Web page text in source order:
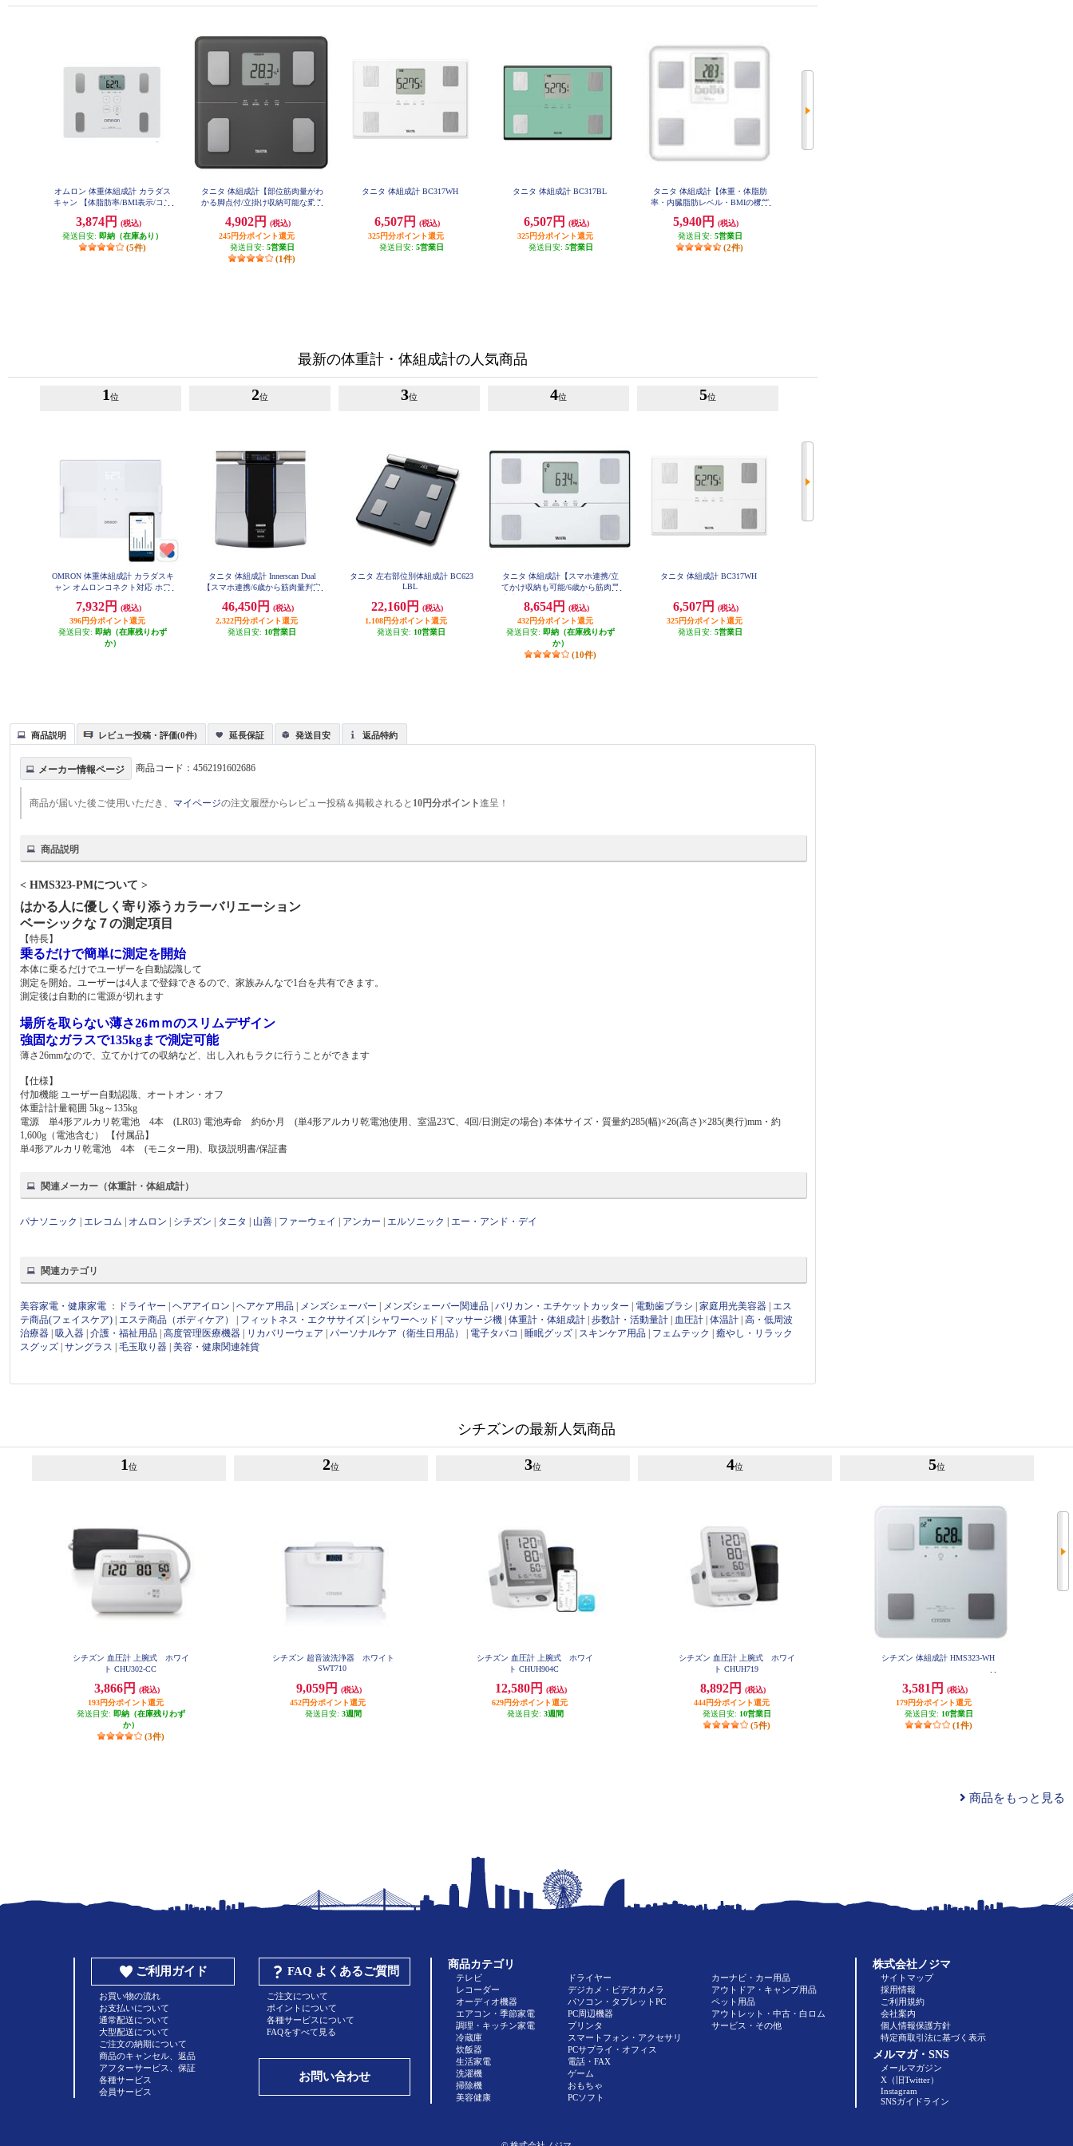
オムロン 体重体組成計 カラダス
キャン 【体脂肪率/BMI表示/コン
3,874円
(税込)
発送目安: 即納（在庫あり）
(5件)
タニタ 体組成計【部位筋肉量がわ
かる脚点付/立掛け収納可能な乗る
最大150kg/最小100g単位/ダークグ
レー】 BC-771-DG
4,902円
(税込)
245円分ポイント還元
発送目安: 5営業日
(1件)
タニタ 体組成計 BC317WH
6,507円
(税込)
325円分ポイント還元
発送目安: 5営業日
タニタ 体組成計 BC317BL
6,507円
(税込)
325円分ポイント還元
発送目安: 5営業日
タニタ 体組成計【体重・体脂肪
率・内臓脂肪レベル・BMIの機能
ル/最大150㎏/最小100ｇ単位】ホ
ワイト FS-E01-WH
5,940円
(税込)
発送目安: 5営業日
(2件)
最新の体重計・体組成計の人気商品
1 位
OMRON 体重体組成計 カラダスキ
ャン オムロンコネクト対応 ホワ
7,932円
(税込)
396円分ポイント還元
発送目安: 即納（在庫残りわず
か）
2位
タニタ 体組成計 Innerscan Dual
【スマホ連携/6歳から筋肉量判定
ブラック RD804LBK
46,450円
(税込)
2,322円分ポイント還元
発送目安: 10営業日
3位
タニタ 左右部位別体組成計 BC623
LBL
22,160円
(税込)
1,108円分ポイント還元
発送目安: 10営業日
4位
タニタ 体組成計【スマホ連携/立
てかけ収納も可能/6歳から筋肉量
位】ホワイト BC-767-WH
8,654円
(税込)
432円分ポイント還元
発送目安: 即納（在庫残りわず
か）
(10件)
5位
タニタ 体組成計 BC317WH
6,507円
(税込)
325円分ポイント還元
発送目安: 5営業日
商品説明 レビュー投稿・評価(0件) 延長保証 発送目安 返品特約
メーカー情報ページ 商品コード：4562191602686
商品が届いた後ご使用いただき、 マイページの注文履歴からレビュー投稿＆掲載されると 10円分ポイント進呈！
商品説明
< HMS323-PMについて >
はかる人に優しく寄り添うカラーバリエーション
ベーシックな７の測定項目
【特長】
乗るだけで簡単に測定を開始
本体に乗るだけでユーザーを自動認識して
測定を開始。ユーザーは4人まで登録できるので、家族みんなで1台を共有できます。
測定後は自動的に電源が切れます
場所を取らない薄さ26ｍｍのスリムデザイン
強固なガラスで135kgまで測定可能
薄さ26mmなので、立てかけての収納など、出し入れもラクに行うことができます
【仕様】
付加機能 ユーザー自動認識、オートオン・オフ
体重計計量範囲 5kg～135kg
電源 単4形アルカリ乾電池 4本 (LR03) 電池寿命 約6か月 (単4形アルカリ乾電池使用、室温23℃、4回/日測定の場合) 本体サイズ・質量約285(幅)×26(高さ)×285(奥行)mm・約
1,600g（電池含む） 【付属品】
単4形アルカリ乾電池 4本 (モニター用)、取扱説明書/保証書
関連メーカー（体重計・体組成計）
パナソニック エレコム オムロン シチズン タニタ 山善 ファーウェイ アンカー エルソニック エー・アンド・デイ
関連カテゴリ
美容家電・健康家電 ： ドライヤー |ヘアアイロン |ヘアケア用品 メンズシェーバー メンズシェーバー関連品 |バリカン・エチケットカッター 電動歯ブラシ |家庭用光美容器
エス
テ商品(フェイスケア)
エステ商品（ボディケア） フィットネス・エクササイズ シャワーヘッド マッサージ機 |体重計・体組成計 |歩数計・活動量計 血圧計 |体温計 |高・低周波
治療器 |吸入器 |介護・福祉用品 |高度管理医療機器 リカバリーウェア |パーソナルケア（衛生日用品） 電子タバコ 睡眠グッズ スキンケア用品 フェムテック |癒やし・リラック
スグッズ |サングラス |毛玉取り器 |美容・健康関連雑貨
シチズンの最新人気商品
1 位
シチズン 血圧計 上腕式 ホワイ
ト CHU302-CC
3,866円
(税込)
193円分ポイント還元
発送目安: 即納（在庫残りわず
か）
(3件)
2位
シチズン 超音波洗浄器 ホワイト
SWT710
9,059円
(税込)
452円分ポイント還元
発送目安: 3週間
3位
シチズン 血圧計 上腕式 ホワイ
ト CHUH904C
12,580円
(税込)
629円分ポイント還元
発送目安: 3週間
4位
シチズン 血圧計 上腕式 ホワイ
ト CHUH719
8,892円
(税込)
444円分ポイント還元
発送目安: 10営業日
(5件)
5位
シチズン 体組成計 HMS323-WH
3,581円
(税込)
179円分ポイント還元
発送目安: 10営業日
(1件)
商品をもっと見る
ご利用ガイド
お買い物の流れ
お支払いについて
通常配送について
大型配送について
ご注文の納期について
商品のキャンセル、返品
アフターサービス、保証
各種サービス
会員サービス
FAQ よくあるご質問
ご注文について
ポイントについて
各種サービスについて
FAQをすべて見る
お問い合わせ
商品カテゴリ
テレビ
レコーダー
オーディオ機器
エアコン・季節家電
調理・キッチン家電
冷蔵庫
炊飯器
生活家電
洗濯機
掃除機
美容健康
ドライヤー
デジカメ・ビデオカメラ
パソコン・タブレットPC
PC周辺機器
プリンタ
スマートフォン・アクセサリ
PCサプライ・オフィス
電話・FAX
ゲーム
おもちゃ
PCソフト
カーナビ・カー用品
アウトドア・キャンプ用品
ペット用品
アウトレット・中古・白ロム
サービス・その他
株式会社ノジマ
サイトマップ
採用情報
ご利用規約
会社案内
個人情報保護方針
特定商取引法に基づく表示
メルマガ・SNS
メールマガジン
X（旧Twitter）
Instagram
SNSガイドライン